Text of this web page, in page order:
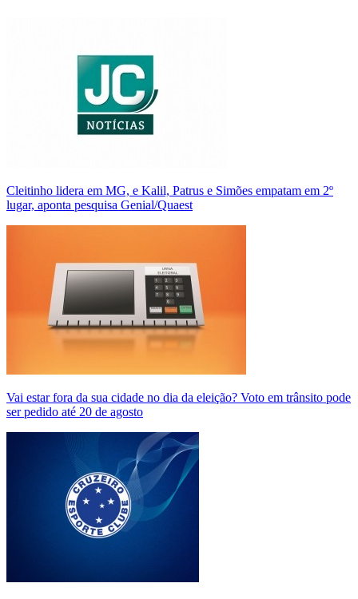
Cleitinho lidera em MG, e Kalil, Patrus e Simões empatam em 2º
lugar, aponta pesquisa Genial/Quaest
Vai estar fora da sua cidade no dia da eleição? Voto em trânsito pode
ser pedido até 20 de agosto